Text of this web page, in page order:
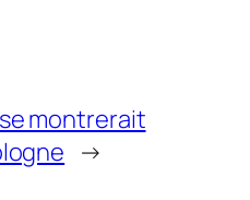
montrerait
→